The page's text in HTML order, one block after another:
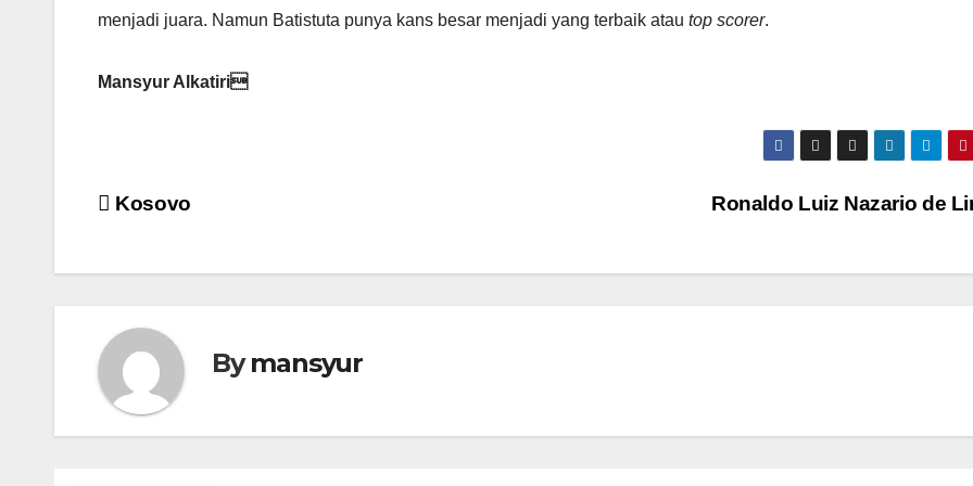
menjadi juara. Namun Batistuta punya kans besar menjadi yang terbaik atau top scorer.
Mansyur Alkatiri
Post
Ronaldo Luiz Nazario de
Kosovo
Bymansyur